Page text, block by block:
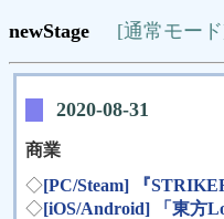
newStage [通常モー
2020-08-31
商業
◇[PC/Steam] 『
◇[iOS/Android] 「東方